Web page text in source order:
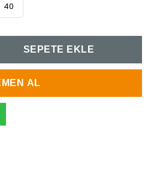
40